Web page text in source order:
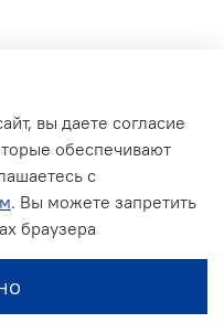
данных для
вы даете согласие
обеспечивают
с
. Вы можете запретить
браузера